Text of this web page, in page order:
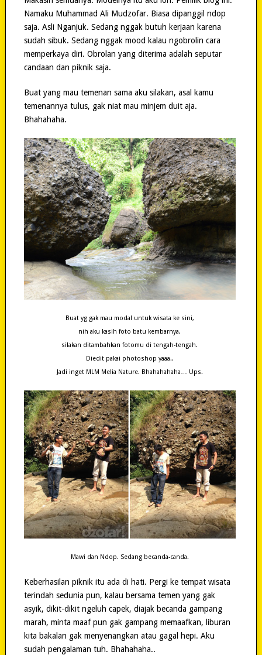
Namaku Muhammad Ali Mudzofar. Biasa dipanggil ndop
saja. Asli Nganjuk. Sedang nggak butuh kerjaan karena
sudah sibuk. Sedang nggak mood kalau ngobrolin cara
memperkaya diri. Obrolan yang diterima adalah seputar
candaan dan piknik saja.
Buat yang mau temenan sama aku silakan, asal kamu
temenannya tulus, gak niat mau minjem duit aja.
Bhahahaha.
Buat yg gak mau modal untuk wisata ke sini,
nih aku kasih foto batu kembarnya,
silakan ditambahkan fotomu di tengah-tengah.
Diedit pakai photoshop yaaa..
Jadi inget MLM Melia Nature. Bhahahahaha… Ups.
Mawi dan Ndop. Sedang becanda-canda.
Keberhasilan piknik itu ada di hati. Pergi ke tempat wisata
terindah sedunia pun, kalau bersama temen yang gak
asyik, dikit-dikit ngeluh capek, diajak becanda gampang
marah, minta maaf pun gak gampang memaafkan, liburan
kita bakalan gak menyenangkan atau gagal hepi. Aku
sudah pengalaman tuh. Bhahahaha..